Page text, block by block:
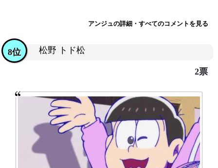
アンジュの詳細・すべてのコメントを見る
松野 トド松
8位
2票